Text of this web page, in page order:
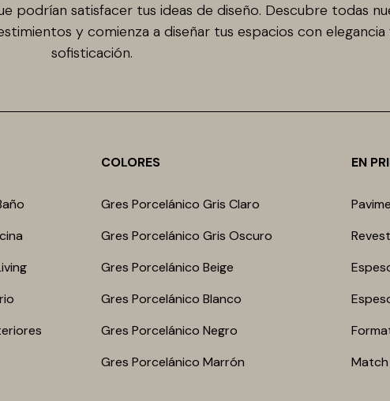
podrían satisfacer tus ideas de diseño. Descubre todas
y comienza a diseñar tus espacios con elegancia
sofisticación.
COLORES
Gres Porcelánico Gris Claro
Gres Porcelánico Gris Oscuro
Gres Porcelánico Beige
Gres Porcelánico Blanco
Gres Porcelánico Negro
Gres Porcelánico Marrón
EN